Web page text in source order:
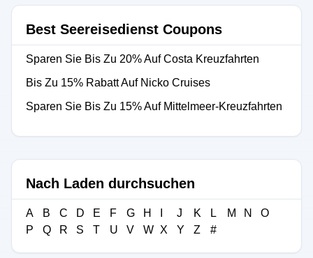
Best Seereisedienst Coupons
Sparen Sie Bis Zu 20% Auf Costa Kreuzfahrten
Bis Zu 15% Rabatt Auf Nicko Cruises
Sparen Sie Bis Zu 15% Auf Mittelmeer-Kreuzfahrten
Nach Laden durchsuchen
A B C D E F G H J K L M N
O
P
Q R S T U V W X Y Z #